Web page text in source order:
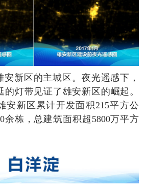
安新区的主城区。夜光遥感下，
的灯带见证了雄安新区的崛起。
安新区累计开发面积215平方公
余栋，总建筑面积超5800万平方